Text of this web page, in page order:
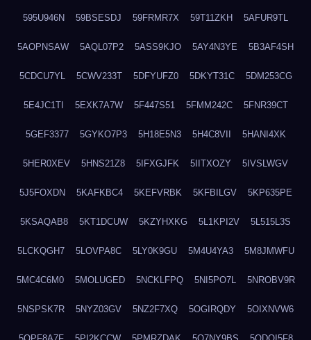
595U946N 59BSESDJ 59FRMR7X 59T11ZKH 5AFUR9TL
5AOPNSAW 5AQL07P2 5ASS9KJO 5AY4N3YE 5B3AF4SH
5CDCU7YL 5CWV233T 5DFYUFZ0 5DKYT31C 5DM253CG
5E4JC1TI 5EXK7A7W 5F447S51 5FMM242C 5FNR39CT
5GEF3377 5GYKO7P3 5H18E5N3 5H4C8VII 5HANI4XK
5HER0XEV 5HNS21Z8 5IFXGJFK 5IITXOZY 5IVSLWGV
5J5FOXDN 5KAFKBC4 5KEFVRBK 5KFBILGV 5KP635PE
5KSAQAB8 5KT1DCUW 5KZYHXKG 5L1KPI2V 5L515L3S
5LCKQGH7 5LOVPA8C 5LY0K9GU 5M4U4YA3 5M8JMWFU
5MC4C6M0 5MOLUGED 5NCKLFPQ 5NI5PO7L 5NROBV9R
5NSPSK7R 5NYZ03GV 5NZ2F7XQ 5OGIRQDY 5OIXNVW6